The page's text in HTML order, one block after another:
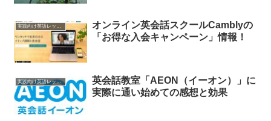
実践向け英語レッスン
オンライン英会話スクールCamblyの
「お得な入会キャンペーン」情報！
実践向け英語レッスン
英会話教室「AEON（イーオン）」に
実際に通い始めての感想と効果